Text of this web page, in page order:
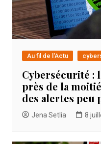
Au fil de l'Actu
Cybersécurité :
près de la
des alertes peu
Jena Setlia 8